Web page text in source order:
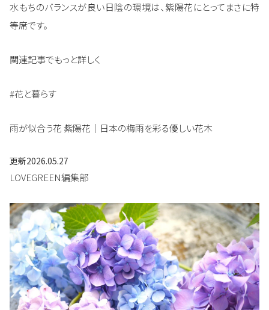
水もちのバランスが良い日陰の環境は、紫陽花にとってまさに特
等席です。
関連記事でもっと詳しく
#花と暮らす
雨が似合う花 紫陽花｜日本の梅雨を彩る優しい花木
更新2026.05.27
LOVEGREEN編集部